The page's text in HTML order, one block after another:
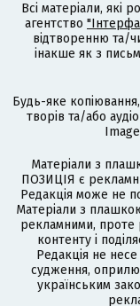
Всі матеріали, які
агентство
відтворенню та/
інакше як з
Будь-яке
творів та/або
Матеріали з
ПОЗИЦІЯ є
Редакція може не
Матеріали з
рекламними, проте
контенту і
Редакція не несе
судження,
українським